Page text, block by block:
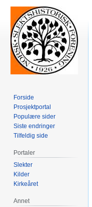
Forside
Prosjektportal
Populære sider
Siste endringer
Tilfeldig side
Portaler
Slekter
Kilder
Kirkeåret
Annet